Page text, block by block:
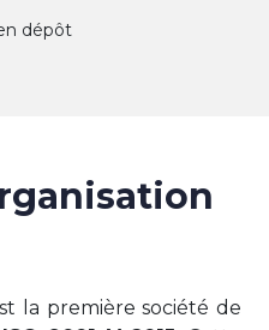
dépôt
la première société de